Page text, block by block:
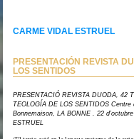
CARME VIDAL ESTRUEL
PRESENTACIÓN REVISTA
LOS SENTIDOS
PRESENTACIÓ REVISTA DUODA, 42
TEOLOGÍA DE LOS SENTIDOS
Bonnemaison, LA BONNE . 22
ESTRUEL